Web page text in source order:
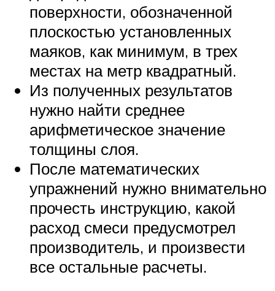
поверхности, обозначенной
плоскостью установленных
маяков, как минимум, в трех
местах на метр квадратный.
Из полученных результатов
нужно найти среднее
арифметическое значение
толщины слоя.
После математических
упражнений нужно внимательно
прочесть инструкцию, какой
расход смеси предусмотрел
производитель, и произвести
все остальные расчеты.